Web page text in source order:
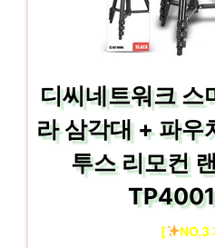
디씨네트워크 스
라 삼각대 + 파우
투스 리모컨
[ NO.3